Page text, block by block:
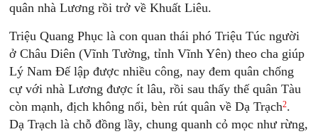
quân nhà Lương rồi trở về Khuất Liêu.
Triệu Quang Phục là con quan thái phó Triệu Túc người
ở Châu Diên (Vĩnh Tường, tỉnh Vĩnh Yên) theo cha giúp
Lý Nam Đế lập được nhiều công, nay đem quân chống
cự với nhà Lương được ít lâu, rồi sau thấy thế quân Tàu
còn mạnh, địch không nổi, bèn rút quân về Dạ Trạch2.
Dạ Trạch là chỗ đồng lầy, chung quanh cỏ mọc như rừng,